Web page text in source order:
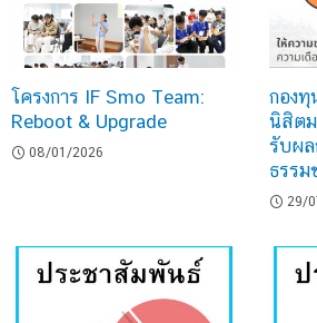
โครงการ IF Smo Team:
Reboot & Upgrade
08/01/2026
กอง
นิสิต
รับผล
ธรรม
29/